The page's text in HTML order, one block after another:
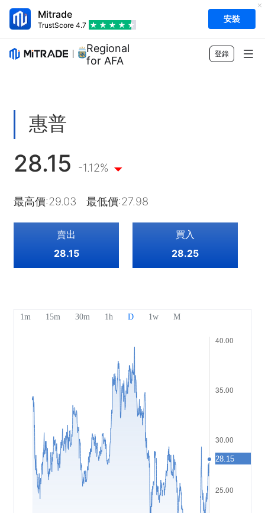
Mitrade
TrustScore 4.7
安裝
Regional Sponsor
for AFA
登錄
股票
ETF
交易
交易平台
合約細則
收費與費用
市場工具
即時報價
教育
獎項及榮譽
資金安全
幫助中心
English
Bahasa Melayu
简体中文
Español
惠普
28.15 -1.12%
最高價:29.03 最低價:27.98
賣出
28.15
買入
28.25